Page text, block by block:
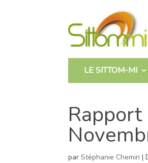
LE SITTOM-MI
parStéphanie Chemin |